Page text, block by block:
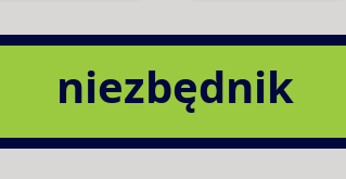
niezbędnik